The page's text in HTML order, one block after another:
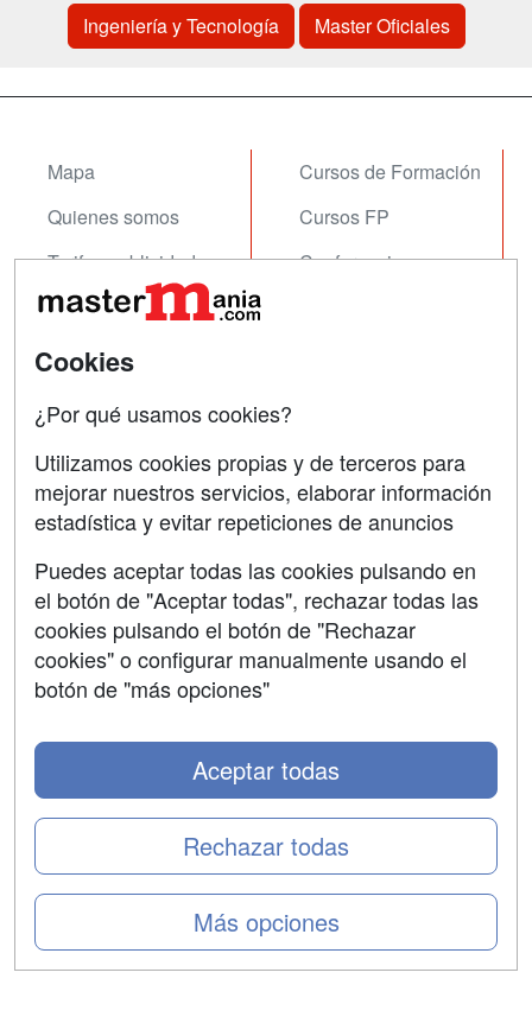
Ingeniería y Tecnología Master Oficiales
Mapa
Quienes somos
Tarifas publicidad
Acceso Usuarios
Acceso Centros
Cursos de Formación
Cursos FP
Conferencias
Contactar
Confidencialidad
Aviso legal
Copyleft
Cookies
¿Por qué usamos cookies?
Utilizamos cookies propias y de terceros para
mejorar nuestros servicios, elaborar información
estadística y evitar repeticiones de anuncios
Puedes aceptar todas las cookies pulsando en
el botón de "Aceptar todas", rechazar todas las
cookies pulsando el botón de "Rechazar
cookies" o configurar manualmente usando el
botón de "más opciones"
Más opciones
Rechazar todas
Aceptar todas